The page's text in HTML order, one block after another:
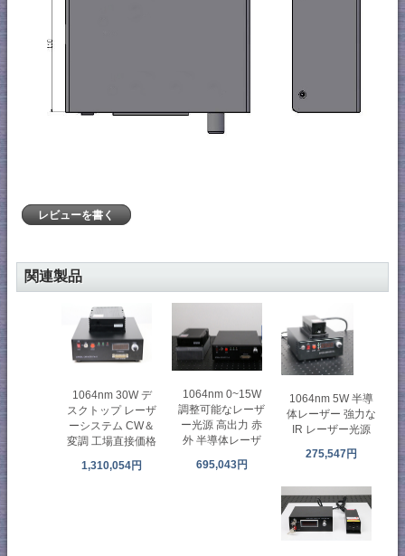
レビューを書く
関連製品
1064nm 30W デ
スクトップ レーザ
ーシステム CW＆
変調 工場直接価格
1,310,054円
1064nm 0~15W
調整可能なレーザ
ー光源 高出力 赤
外 半導体レーザ
695,043円
1064nm 5W 半導
体レーザー 強力な
IR レーザー光源
275,547円